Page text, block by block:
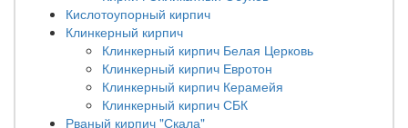
Кислотоупорный кирпич
Клинкерный кирпич
Клинкерный кирпич Белая Церковь
Клинкерный кирпич Евротон
Клинкерный кирпич Керамейя
Клинкерный кирпич СБК
Рваный кирпич "Скала"